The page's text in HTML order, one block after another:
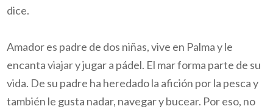
dice.
Amador es padre de dos niñas, vive en Palma y le
encanta viajar y jugar a pádel. El mar forma parte de su
vida. De su padre ha heredado la afición por la pesca y
también le gusta nadar, navegar y bucear. Por eso, no